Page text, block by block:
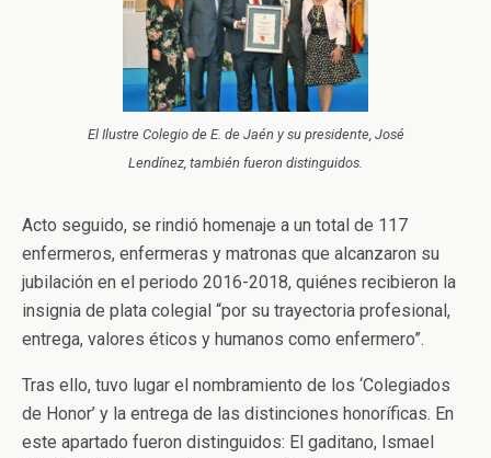
El Ilustre Colegio de E. de Jaén y su presidente, José
Lendínez, también fueron distinguidos.
Acto seguido, se rindió homenaje a un total de 117
enfermeros, enfermeras y matronas que alcanzaron su
jubilación en el periodo 2016-2018, quiénes recibieron la
insignia de plata colegial “por su trayectoria profesional,
entrega, valores éticos y humanos como enfermero”.
Tras ello, tuvo lugar el nombramiento de los ‘Colegiados
de Honor’ y la entrega de las distinciones honoríficas. En
este apartado fueron distinguidos: El gaditano, Ismael